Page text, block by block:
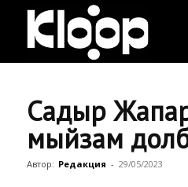
Садыр
мыйзам
Автор: Редакция - 29/05/2023